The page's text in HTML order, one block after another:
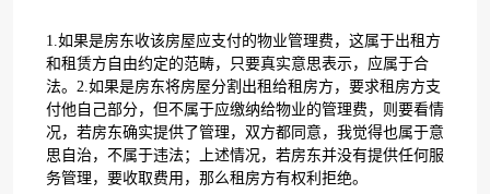
1.如果是房东收该房屋应支付的物业管理费，这属于出租方
和租赁方自由约定的范畴，只要真实意思表示，应属于合
法。2.如果是房东将房屋分割出租给租房方，要求租房方支
付他自己部分，但不属于应缴纳给物业的管理费，则要看情
况，若房东确实提供了管理，双方都同意，我觉得也属于意
思自治，不属于违法；上述情况，若房东并没有提供任何服
务管理，要收取费用，那么租房方有权利拒绝。